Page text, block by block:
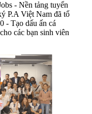
- Nền tảng tuyển
P.A Việt Nam đã tổ
- Tạo dấu ấn cá
các bạn sinh viên